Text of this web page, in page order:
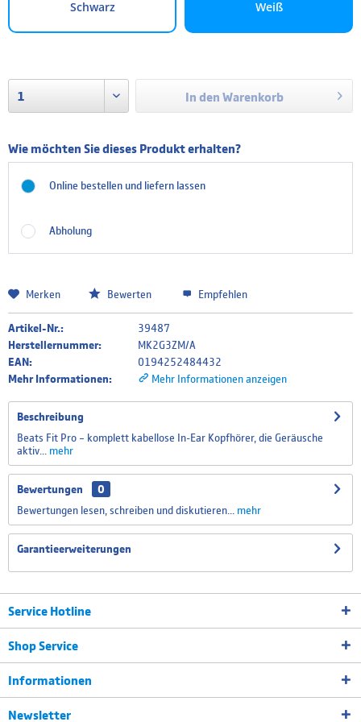
Schwarz Weiß
In den Warenkorb
Wie möchten Sie dieses Produkt erhalten?
Online bestellen und liefern lassen
Abholung
Merken Bewerten Empfehlen
Artikel-Nr.:
39487
Herstellernummer:
MK2G3ZM/A
EAN:
0194252484432
Mehr Informationen:
Mehr Informationen anzeigen
Beschreibung
Beats Fit Pro – komplett kabellose In-Ear Kopfhörer, die Geräusche
aktiv...
mehr
Bewertungen
0
Bewertungen lesen, schreiben und diskutieren...
mehr
Garantieerweiterungen
Service Hotline
Shop Service
Informationen
Newsletter